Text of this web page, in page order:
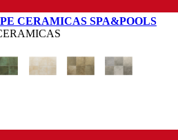
CERAMICAS SPA&POOLS